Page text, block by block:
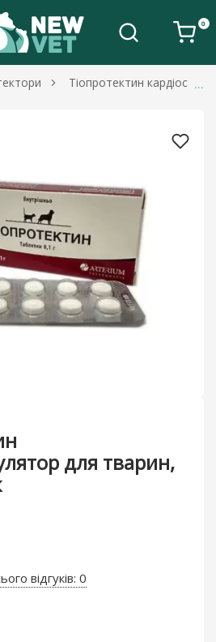
0
Тіопротектин
для тварин,
відгуків: 0